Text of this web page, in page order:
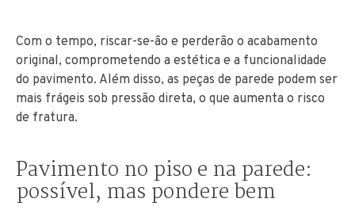
Com o tempo, riscar-se-ão e perderão o acabamento
original, comprometendo a estética e a funcionalidade
do pavimento. Além disso, as peças de parede podem ser
mais frágeis sob pressão direta, o que aumenta o risco
de fratura.
Pavimento no piso e na parede:
possível, mas pondere bem